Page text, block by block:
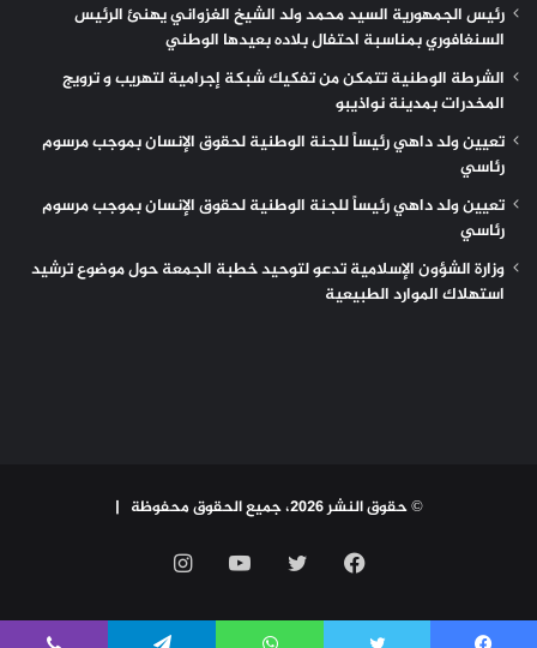
رئيس الجمهورية السيد محمد ولد الشيخ الغزواني يهنئ الرئيس
السنغافوري بمناسبة احتفال بلاده بعيدها الوطني
الشرطة الوطنية تتمكن من تفكيك شبكة إجرامية لتهريب و ترويج
المخدرات بمدينة نواذيبو
تعيين ولد داهي رئيساً للجنة الوطنية لحقوق الإنسان بموجب مرسوم
رئاسي
تعيين ولد داهي رئيساً للجنة الوطنية لحقوق الإنسان بموجب مرسوم
رئاسي
وزارة الشؤون الإسلامية تدعو لتوحيد خطبة الجمعة حول موضوع ترشيد
استهلاك الموارد الطبيعية
© حقوق النشر 2026، جميع الحقوق محفوظة |
فيسبوك تويتر يوتيوب